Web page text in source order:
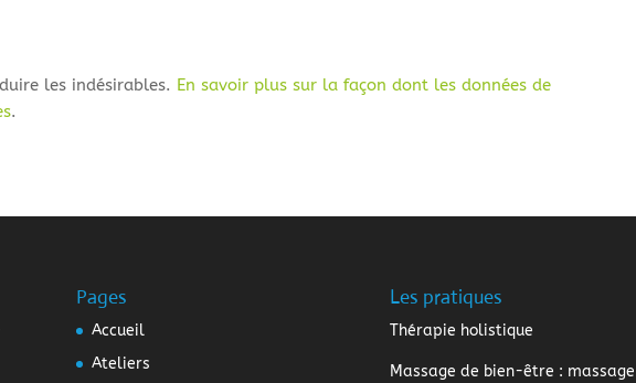
les indésirables. En savoir plus sur la façon dont les données de
.
Pages
Accueil
Ateliers
Les pratiques
Thérapie holistique
Massage de bien-être : massage